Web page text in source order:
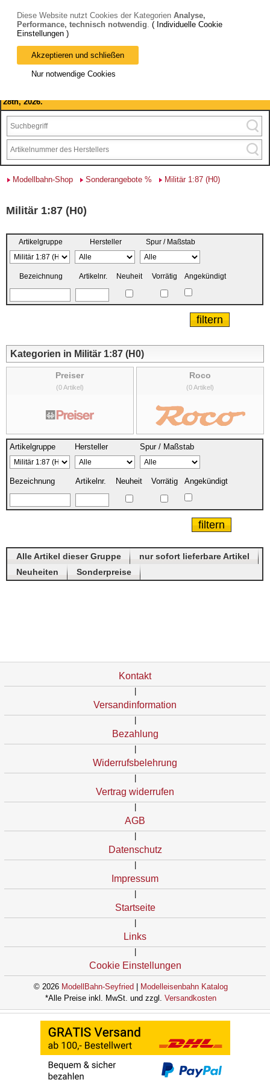
Bitte beachten Sie: wir machen Betriebsferien, vom 03. bis 28.
August 2026 haben wir geschlossen.
28th, 2026.
Modellbahn-Shop Sonderangebote % Militär 1:87 (H0)
Militär 1:87 (H0)
Artikelgruppe Hersteller Spur / Maßstab
Bezeichnung Artikelnr. Neuheit Vorrätig Angekündigt
Kategorien in Militär 1:87 (H0)
Preiser
(0 Artikel)
Roco
(0 Artikel)
Artikelgruppe Hersteller Spur / Maßstab
Bezeichnung Artikelnr. Neuheit Vorrätig Angekündigt
Alle Artikel dieser Gruppe
nur sofort lieferbare Artikel
Neuheiten
Sonderpreise
Kontakt
Versandinformation
Bezahlung
Widerrufsbelehrung
Vertrag widerrufen
AGB
Datenschutz
Impressum
Startseite
Links
Cookie Einstellungen
© 2026 ModellBahn-Seyfried
Modelleisenbahn Katalog
*Alle Preise inkl. MwSt. und zzgl. Versandkosten
Diese Website nutzt Cookies der Kategorien Analyse,
Performance, technisch notwendig. ( Individuelle Cookie
Einstellungen )
Akzeptieren und schließen
Nur notwendige Cookies